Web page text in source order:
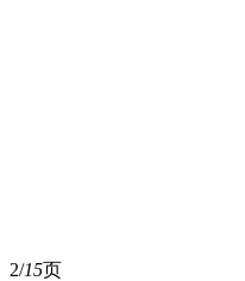
2/15页